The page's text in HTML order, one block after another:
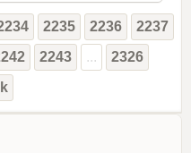
2235 2236
2237
2243 ...
2326